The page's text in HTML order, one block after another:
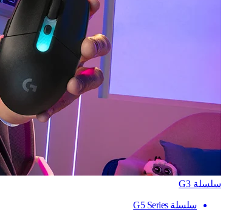
سلسلة G3
سلسلة G5 Series